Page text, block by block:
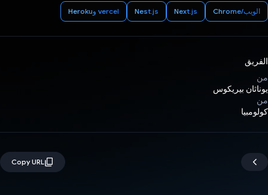
الويب/Chrome Next.js
Nest.js vercel وHeroku
الفريق
من
يوناثان بيريكوس
من
كولومبيا